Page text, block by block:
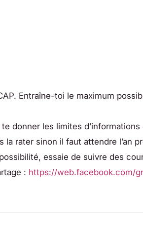
Entraîne-toi le maximum
donner les limites
rater sinon il faut attendre l’an
essaie de suivre des
: https://web.facebook.com/